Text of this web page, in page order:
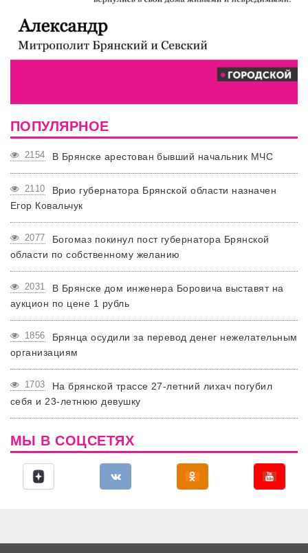
ПОПУЛЯРНОЕ
2154 В Брянске арестован бывший начальник МЧС
2110
Врио губернатора Брянской области назначен
Егор Ковальчук
2077
Богомаз покинул пост губернатора Брянской
области по собственному желанию
2031
В Брянске дом инженера Боровича выставят на
аукцион по цене 1 рубль
1856
Брянца осудили за перевод денег нежелательным
организациям
1703
На брянской трассе 27-летний лихач погубил
себя и 23-летнюю девушку
МЫ В СОЦСЕТЯХ